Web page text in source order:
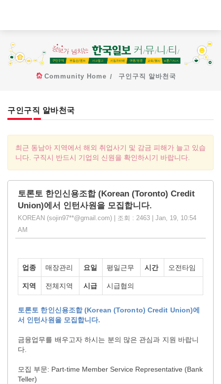
Community Home 구인구직 알바천국
구인구직 알바천국
최근 동남아 지역에서 해외 취업사기 및 감금 피해가 늘고 있습
니다. 구직시 반드시 기업의 신원을 확인하시기 바랍니다.
토론토 한인신용조합 (Korean (Toronto) Credit
Union)에서 인턴사원을 모집합니다.
KOREAN (sojin97**@gmail.com) | 조회 : 2463 | Jan, 19, 10:54
AM
업종 매장관리 요일 평일근무 시간 오전타임
지역 전체지역 시급 시급협의
토론토 한인신용조합(Korean (Toronto) Credit Union)에
서 인턴사원을 모집합니다.
금융업무를 배우고자 하시는 분의 많은 관심과 지원 바랍니
다
모집 부문: Part-time Member Service Representative (Bank
Teller)